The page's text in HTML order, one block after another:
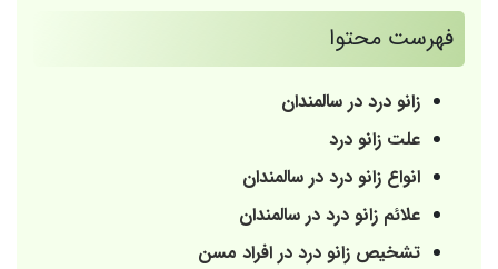
فهرست محتوا
زانو درد در سالمندان
علت زانو درد
انواع زانو درد در سالمندان
علائم زانو درد در سالمندان
تشخیص زانو درد در افراد مسن